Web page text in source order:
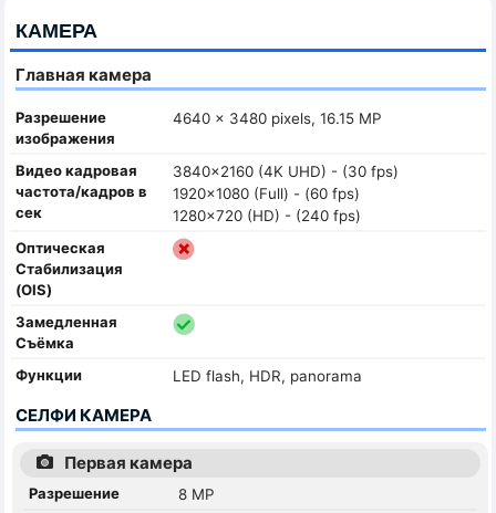
КАМЕРА
Главная камера
Разрешение
изображения
4640 x 3480 pixels, 16.15 MP
Видео кадровая
частота/кадров в
сек
3840x2160 (4K UHD) - (30 fps)
1920x1080 (Full) - (60 fps)
1280x720 (HD) - (240 fps)
Оптическая
Стабилизация
(OIS)
Замедленная
Съёмка
Функции
LED flash, HDR, panorama
СЕЛФИ КАМЕРА
Первая камера
Разрешение
8 MP